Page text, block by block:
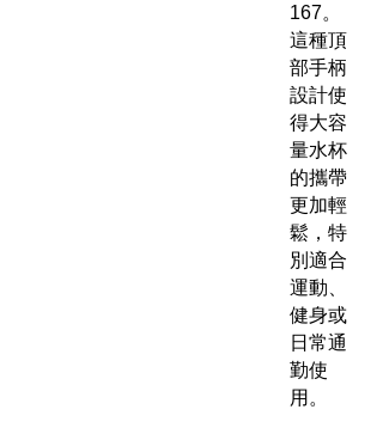
167。
這種頂
部手柄
設計使
得大容
量水杯
的攜帶
更加輕
鬆，特
別適合
運動、
健身或
日常通
勤使
用。